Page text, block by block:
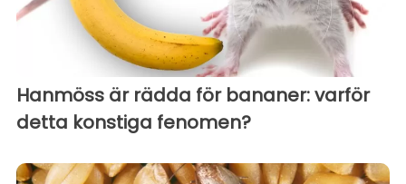
Hanmöss är rädda för bananer: varför
detta konstiga fenomen?